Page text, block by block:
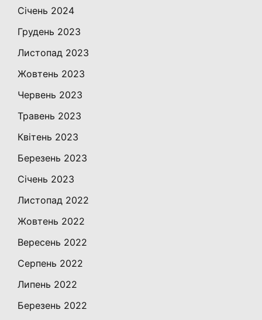
Січень 2024
Грудень 2023
Листопад 2023
Жовтень 2023
Червень 2023
Травень 2023
Квітень 2023
Березень 2023
Січень 2023
Листопад 2022
Жовтень 2022
Вересень 2022
Серпень 2022
Липень 2022
Березень 2022